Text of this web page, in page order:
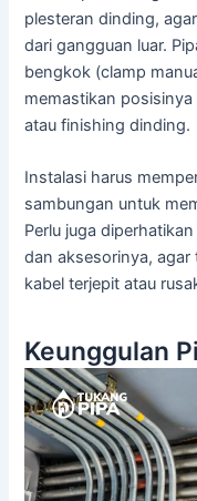
plesteran dinding,
dari gangguan luar.
bengkok (clamp
memastikan
atau finishing dinding.
Instalasi harus
sambungan untuk
Perlu juga
dan aksesorinya,
kabel terjepit atau
Keunggulan